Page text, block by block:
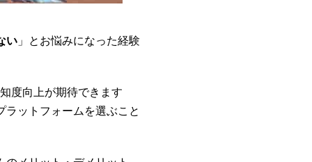
い 」とお悩みになった経験
度向上が期待できます
ットフォームを選ぶこと